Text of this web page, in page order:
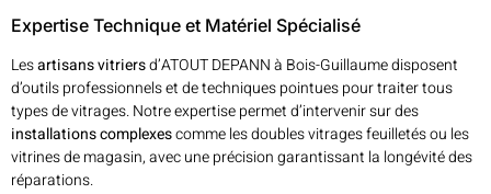
Expertise Technique et Matériel Spécialisé
Lesartisans vitriersd’ATOUT DEPANN à Bois-Guillaume disposent
d’outils professionnels et de techniques pointues pour traiter tous
types de vitrages. Notre expertise permet d’intervenir sur des
installations complexescomme les doubles vitrages feuilletés ou les
vitrines de magasin, avec une précision garantissant la longévité des
réparations.